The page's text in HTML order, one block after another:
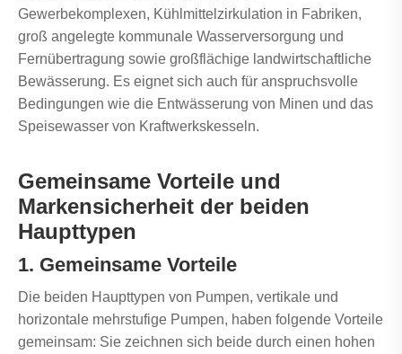
Gewerbekomplexen, Kühlmittelzirkulation in Fabriken,
groß angelegte kommunale Wasserversorgung und
Fernübertragung sowie großflächige landwirtschaftliche
Bewässerung. Es eignet sich auch für anspruchsvolle
Bedingungen wie die Entwässerung von Minen und das
Speisewasser von Kraftwerkskesseln.
Gemeinsame Vorteile und
Markensicherheit der beiden
Haupttypen
1. Gemeinsame Vorteile
Die beiden Haupttypen von Pumpen, vertikale und
horizontale mehrstufige Pumpen, haben folgende Vorteile
gemeinsam: Sie zeichnen sich beide durch einen hohen